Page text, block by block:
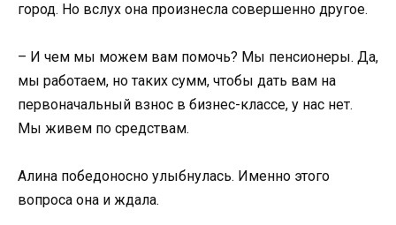
город. Но вслух она произнесла совершенно другое.
– И чем мы можем вам помочь? Мы пенсионеры. Да,
мы работаем, но таких сумм, чтобы дать вам на
первоначальный взнос в бизнес-классе, у нас нет.
Мы живем по средствам.
Алина победоносно улыбнулась. Именно этого
вопроса она и ждала.